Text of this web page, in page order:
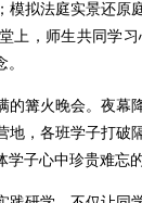
模拟法庭实景还
上，师生共同学
的篝火晚会。夜幕
地，各班学子打
子心中珍贵难忘